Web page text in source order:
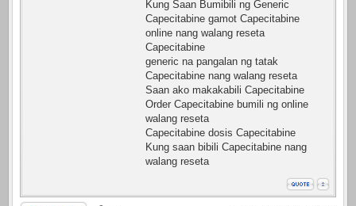
Kung Saan Bumibili ng Generic
Capecitabine gamot Capecitabine
online nang walang reseta
Capecitabine
generic na pangalan ng tatak
Capecitabine nang walang reseta
Saan ako makakabili Capecitabine
Order Capecitabine bumili ng online
walang reseta
Capecitabine dosis Capecitabine
Kung saan bibili Capecitabine nang
walang reseta